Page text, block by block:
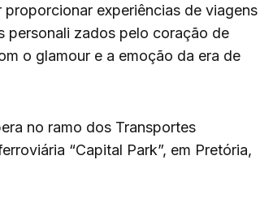
experiências de viagens
personali zados pelo coração de
o glamour e a emoção da era de
no ramo dos Transportes
“Capital Park”, em Pretória,